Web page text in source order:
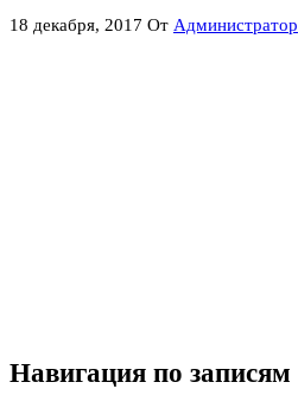
18 декабря, 2017 От Администратор
Навигация по записям